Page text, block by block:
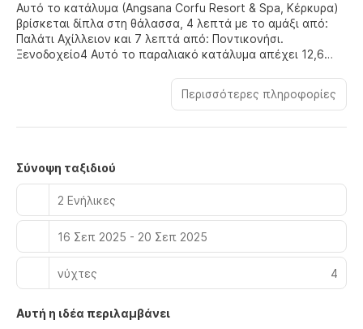
Αυτό το κατάλυμα (Angsana Corfu Resort & Spa, Κέρκυρα)
βρίσκεται δίπλα στη θάλασσα, 4 λεπτά με το αμάξι από:
Παλάτι Αχίλλειον και 7 λεπτά από: Ποντικονήσι.
Ξενοδοχείο4 Αυτό το παραλιακό κατάλυμα απέχει 12,6
από: Μουσείο Ασιατικής Τέχνης.
να απολαύσετε μασάζ, θεραπείες περιποίησης σώματος
κάνετε ηλιοθεραπεία στην ιδιωτική παραλία ή να
απολαύσετε άλλες ψυχαγωγικές δυνατότητες, όπως
health club και εσωτερική πισίνα. Σε αυτό το ξενοδοχείο
θα βρείτε επίσης δωρεάν ασύρματο ίντερνετ, υπηρεσίες
concierge και μπέιμπι-σίτινγκ (επιπλέον χρέωση). Με το
δωρεάν λεωφορειάκι για την παραλία μπορείτε εύκολα να
απολαύσετε τα κύματα και την άμμο.
Νιώστε σαν στο σπίτι σας σε ένα από τα 196 δωμάτια με
μπαρ και τηλεοράσεις με επίπεδη οθόνη. Με τη δωρεάν
Περισσότερες πληροφορίες
Σύνοψη ταξιδιού
2 Ενήλικες
16 Σεπ 2025 - 20 Σεπ 2025
νύχτες 4
Αυτή η ιδέα περιλαμβάνει